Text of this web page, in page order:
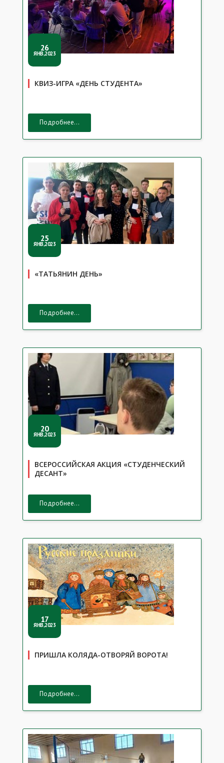
26
ЯНВ,2023
КВИЗ-ИГРА «ДЕНЬ СТУДЕНТА»
Подробнее...
25
ЯНВ,2023
«ТАТЬЯНИН ДЕНЬ»
Подробнее...
20
ЯНВ,2023
ВСЕРОССИЙСКАЯ АКЦИЯ «СТУДЕНЧЕСКИЙ
ДЕСАНТ»
Подробнее...
17
ЯНВ,2023
ПРИШЛА КОЛЯДА-ОТВОРЯЙ ВОРОТА!
Подробнее...